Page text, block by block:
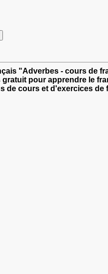
"Adverbes - cours de
gratuit pour apprendre le
de cours et d'exercices de